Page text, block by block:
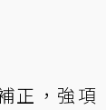
正，強項